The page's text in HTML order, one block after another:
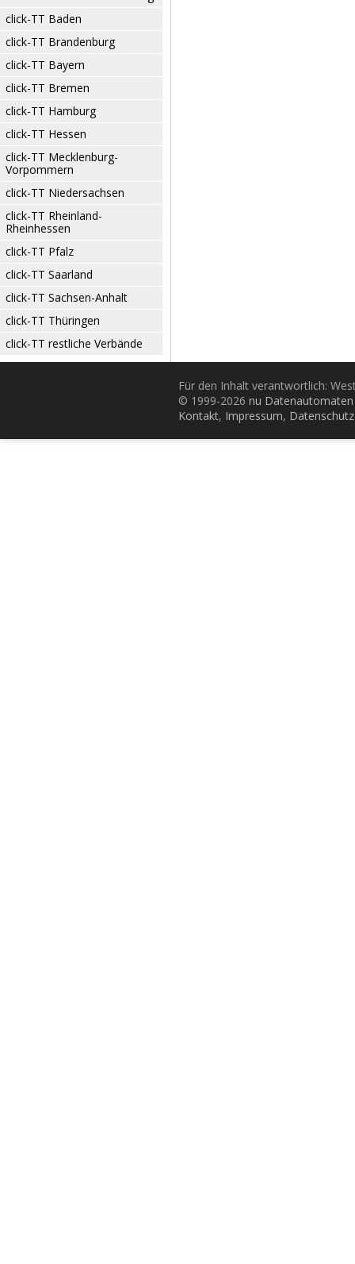
click-TT Baden
click-TT Brandenburg
click-TT Bayern
click-TT Bremen
click-TT Hamburg
click-TT Hessen
click-TT Mecklenburg-
Vorpommern
click-TT Niedersachsen
click-TT Rheinland-
Rheinhessen
click-TT Pfalz
click-TT Saarland
click-TT Sachsen-Anhalt
click-TT Thüringen
click-TT restliche Verbände
Für den Inhalt verantwortlich:
© 1999-2026 nu
Kontakt, Impressum, Datenschutz